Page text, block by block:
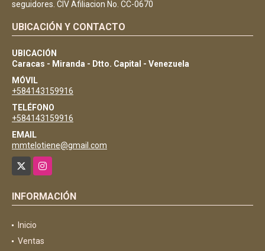
seguidores. CIV Afiliacion No. CC-0670
UBICACIÓN Y CONTACTO
UBICACIÓN
Caracas - Miranda - Dtto. Capital - Venezuela
MÓVIL
+584143159916
TELÉFONO
+584143159916
EMAIL
mmtelotiene@gmail.com
Instagram
INFORMACIÓN
Inicio
Ventas